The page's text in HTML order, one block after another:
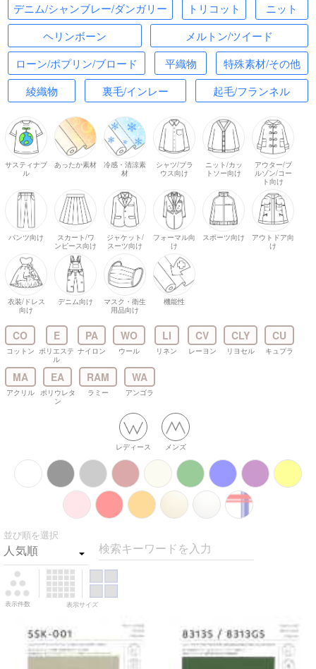
デニム/シャンブレー/ダンガリー
トリコット
ニット
ヘリンボーン
メルトン/ツイード
ローン/ポプリン/ブロード
平織物
特殊素材/その他
綾織物
裏毛/インレー 起毛/フランネル
サスティナブ
ル
あったか素材
冷感・清涼素
材
シャツ/ブラ
ウス向け
ニット/カッ
トソー向け
アウター/ブ
ルゾン/コー
ト向け
パンツ向け
スカート/ワ
ンピース向け
ジャケット/
スーツ向け
フォーマル向
け
スポーツ向け
アウトドア向
け
衣装/ドレス
向け
デニム向け
マスク・衛生
用品向け
機能性
CO
コットン
E
ポリエステ
ル
PA
ナイロン
WO
ウール
LI
リネン
CV
レーヨン
CLY
リヨセル
CU
キュプラ
MA
アクリル
EA
ポリウレタ
ン
RAM
ラミー
WA
アンゴラ
レディース メンズ
並び順を選択
検索キーワードを入力
表示件数 表示サイズ